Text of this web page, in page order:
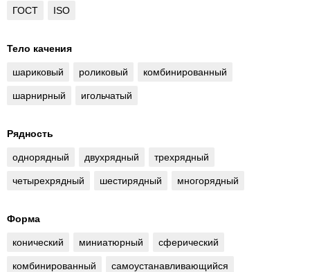
ГОСТ ISO
Тело качения
шариковый роликовый комбинированный
шарнирный игольчатый
Рядность
однорядный двухрядный трехрядный
четырехрядный шестирядный многорядный
Форма
конический миниатюрный сферический
комбинированный самоустанавливающийся